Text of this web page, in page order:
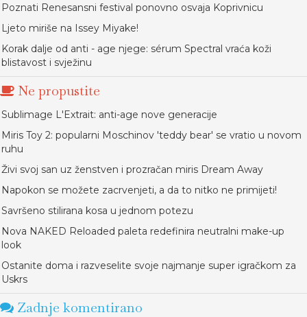
Poznati Renesansni festival ponovno osvaja Koprivnicu
Ljeto miriše na Issey Miyake!
Korak dalje od anti - age njege: sérum Spectral vraća koži
blistavost i svježinu
Ne propustite
Sublimage L'Extrait: anti-age nove generacije
Miris Toy 2: popularni Moschinov 'teddy bear' se vratio u novom
ruhu
Živi svoj san uz ženstven i prozračan miris Dream Away
Napokon se možete zacrvenjeti, a da to nitko ne primijeti!
Savršeno stilirana kosa u jednom potezu
Nova NAKED Reloaded paleta redefinira neutralni make-up
look
Ostanite doma i razveselite svoje najmanje super igračkom za
Uskrs
Zadnje komentirano